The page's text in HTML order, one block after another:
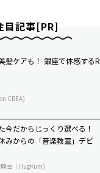
目記事[PR]
髪ケアも！ 銀座で体感するR
CREA)
今だからじっくり選べる！
みからの「音楽教室」デビ
会｜HugKum)